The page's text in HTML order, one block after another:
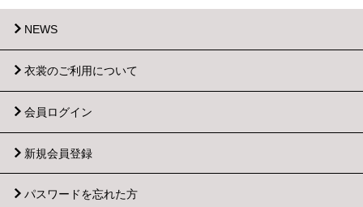
NEWS
衣裳のご利用について
会員ログイン
新規会員登録
パスワードを忘れた方